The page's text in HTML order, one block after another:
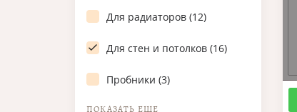
Для радиаторов (12)
Для стен и потолков (16)
Пробники (3)
ПОКАЗАТЬ ЕЩЕ